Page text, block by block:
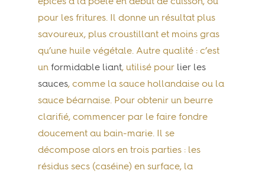
pour les fritures. Il donne un résultat plus
savoureux, plus croustillant et moins gras
qu’une huile végétale. Autre qualité : c’est
un formidable liant, utilisé pour lier les
sauces, comme la sauce hollandaise ou la
sauce béarnaise. Pour obtenir un beurre
clarifié, commencer par le faire fondre
doucement au bain-marie. Il se
décompose alors en trois parties : les
résidus secs (caséine) en surface, la